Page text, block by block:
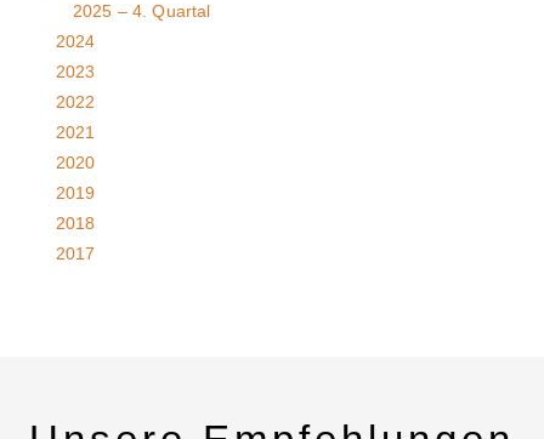
2025 – 4. Quartal
2024
2023
2022
2021
2020
2019
2018
2017